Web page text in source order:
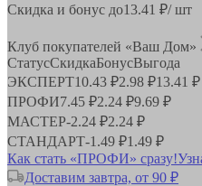
Скидка и бонус до13.41 ₽/ шт
Клуб покупателей «Ваш Дом»
СтатусСкидкаБонусВыгода
ЭКСПЕРТ10.43 ₽2.98 ₽13.41 ₽
ПРОФИ7.45 ₽2.24 ₽9.69 ₽
МАСТЕР-2.24 ₽2.24 ₽
СТАНДАРТ-1.49 ₽1.49 ₽
Как стать «ПРОФИ» сразу!
Доставим завтра, от 90 ₽